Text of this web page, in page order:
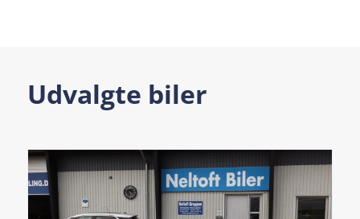
Udvalgte biler